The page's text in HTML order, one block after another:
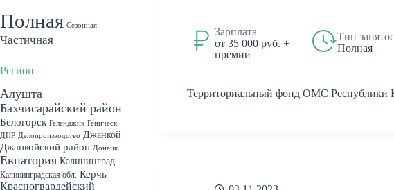
Зарплата
от 35 000 руб. +
премии
Тип
Полная
Территориальный фонд ОМС Республики
Полная Сезонная
Частичная
Регион
Алушта
Бахчисарайский район
Белогорск Геленджик Геническ
ДНР Делопроизводство Джанкой
Джанкойский район Донецк
Евпатория Калининград
Калининградская обл. Керчь
Красногвардейский